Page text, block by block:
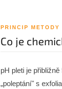
PRINCIP METODY
Co je
pH pleti je
„poleptání" s